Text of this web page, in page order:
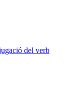
del verb